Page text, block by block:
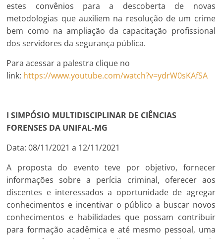
estes convênios para a descoberta de novas
metodologias que auxiliem na resolução de um crime
bem como na ampliação da capacitação profissional
dos servidores da segurança pública.
Para acessar a palestra clique no
link: https://www.youtube.com/watch?v=ydrW0sKAfSA
I SIMPÓSIO MULTIDISCIPLINAR DE CIÊNCIAS
FORENSES DA UNIFAL-MG
Data: 08/11/2021 a 12/11/2021
A proposta do evento teve por objetivo, fornecer
informações sobre a perícia criminal, oferecer aos
discentes e interessados a oportunidade de agregar
conhecimentos e incentivar o público a buscar novos
conhecimentos e habilidades que possam contribuir
para formação acadêmica e até mesmo pessoal, uma